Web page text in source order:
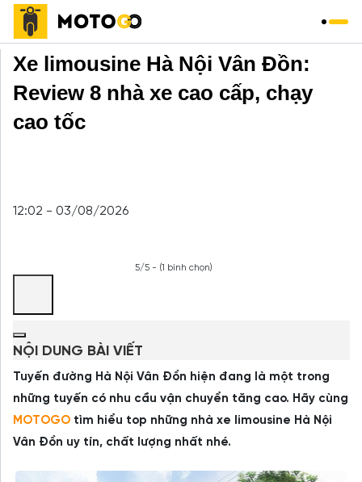
Trang chủ » Xe Khách»
Xe limousine Hà Nội Vân Đồn:
Review 8 nhà xe cao cấp, chạy
cao tốc
12:02 - 03/08/2026
5/5 - (1 bình chọn)
NỘI DUNG BÀI VIẾT
Tuyến đường Hà Nội Vân Đồn hiện đang là một trong
những tuyến có nhu cầu vận chuyển tăng cao. Hãy cùng
MOTOGO tìm hiểu top những nhà xe limousine Hà Nội
Vân Đồn uy tín, chất lượng nhất nhé.